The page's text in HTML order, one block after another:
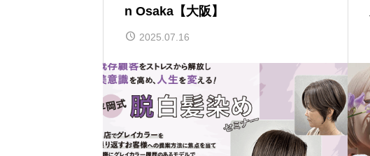
n Osaka【大阪】
2025.07.16